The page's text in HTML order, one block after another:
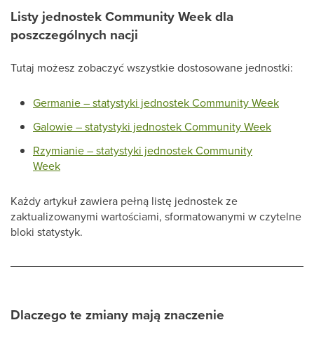
Listy jednostek Community Week dla
poszczególnych nacji
Tutaj możesz zobaczyć wszystkie dostosowane jednostki:
Germanie – statystyki jednostek Community Week
Galowie – statystyki jednostek Community Week
Rzymianie – statystyki jednostek Community
Week
Każdy artykuł zawiera pełną listę jednostek ze
zaktualizowanymi wartościami, sformatowanymi w czytelne
bloki statystyk.
Dlaczego te zmiany mają znaczenie